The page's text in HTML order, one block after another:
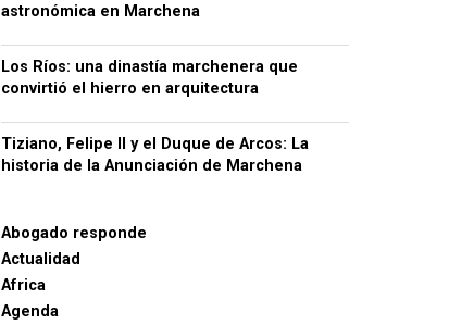
astronómica en Marchena
Los Ríos: una dinastía marchenera que
convirtió el hierro en arquitectura
Tiziano, Felipe II y el Duque de Arcos: La
historia de la Anunciación de Marchena
Abogado responde
Actualidad
Africa
Agenda